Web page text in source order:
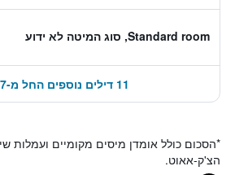
Standard room, סוג המיטה לא ידוע
11 דילים נוספים החל מ-₪567
*הסכום כולל אומדן מיסים מקומיים ועמלות
הצ'ק-אאוט.